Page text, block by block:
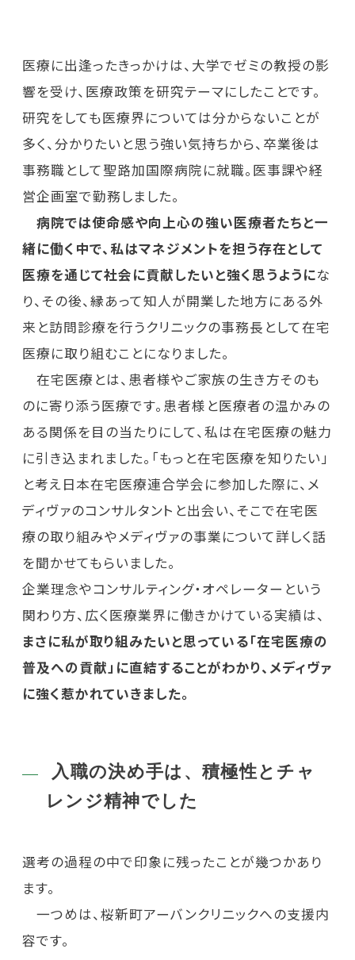
医療に出逢ったきっかけは、大学でゼミの教授の影
響を受け、医療政策を研究テーマにしたことです。
研究をしても医療界については分からないことが
多く、分かりたいと思う強い気持ちから、卒業後は
事務職として聖路加国際病院に就職。医事課や経
営企画室で勤務しました。
病院では使命感や向上心の強い医療者たちと一
緒に働く中で、私はマネジメントを担う存在として
医療を通じて社会に貢献したいと強く思うようにな
り、その後、縁あって知人が開業した地方にある外
来と訪問診療を行うクリニックの事務長として在宅
医療に取り組むことになりました。
在宅医療とは、患者様やご家族の生き方そのも
のに寄り添う医療です。患者様と医療者の温かみの
ある関係を目の当たりにして、私は在宅医療の魅力
に引き込まれました。「もっと在宅医療を知りたい」
と考え日本在宅医療連合学会に参加した際に、メ
ディヴァのコンサルタントと出会い、そこで在宅医
療の取り組みやメディヴァの事業について詳しく話
を聞かせてもらいました。
企業理念やコンサルティング・オペレーターという
関わり方、広く医療業界に働きかけている実績は、
まさに私が取り組みたいと思っている「在宅医療の
普及への貢献」に直結することがわかり、メディヴァ
に強く惹かれていきました。
入職の決め手は、積極性とチャ
レンジ精神でした
選考の過程の中で印象に残ったことが幾つかあり
ます。
一つめは、桜新町アーバンクリニックへの支援内
容です。